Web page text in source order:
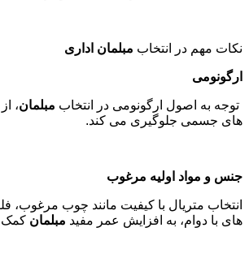
نکات مهم در انتخاب مبلمان اداری
ارگونومی
توجه به اصول ارگونومی در انتخاب مبلمان،
های جسمی جلوگیری می کند.
جنس و مواد اولیه مرغوب
انتخاب متریال با کیفیت مانند چوب مرغوب،
های با دوام، به افزایش عمر مفید مبلمان کمک